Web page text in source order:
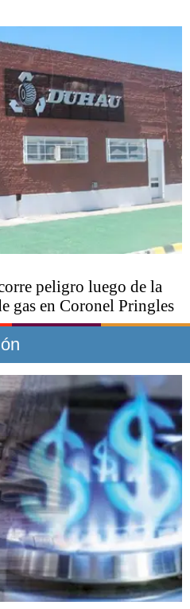
peligro luego de la
gas en Coronel Pringles